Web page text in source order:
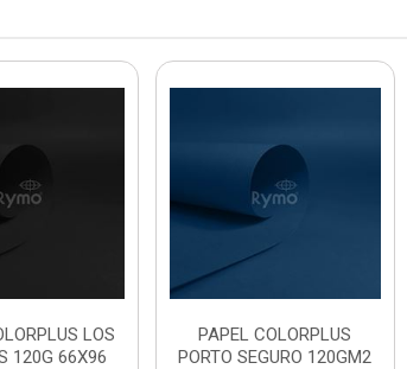
LOS
120G 66X96
PAPEL COLORPLUS
PORTO SEGURO 120GM2